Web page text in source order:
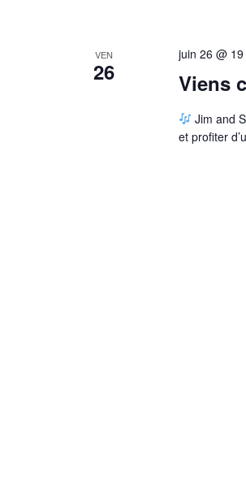
VEN
26
juin 26 @
Viens
Jim and
et profiter